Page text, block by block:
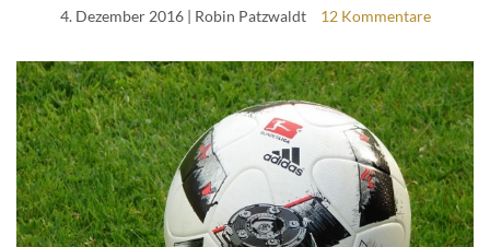
4. Dezember 2016| Robin Patzwaldt 12 Kommentare